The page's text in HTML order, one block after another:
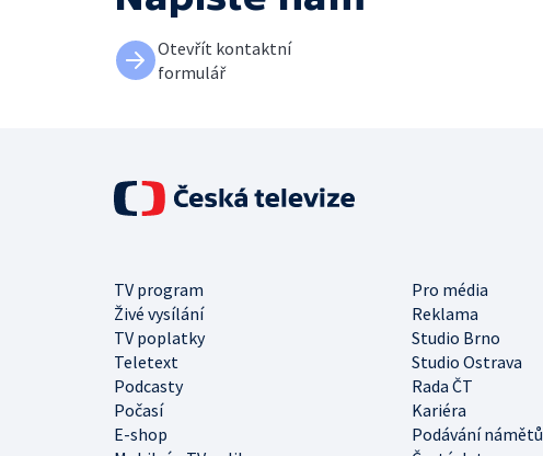
Otevřít kontaktní
formulář
TV program
Pro média
Živé vysílání
Reklama
TV poplatky
Studio Brno
Teletext
Studio Ostrava
Podcasty
Rada ČT
Počasí
Kariéra
E-shop
Podávání námětů